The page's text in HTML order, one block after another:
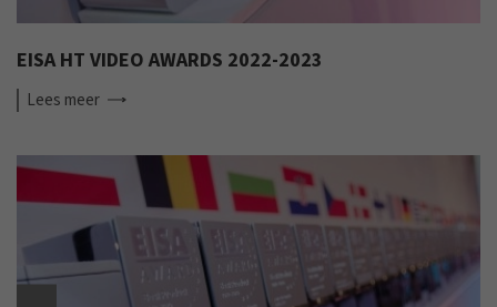
EISA HT VIDEO AWARDS 2022-2023
Lees meer